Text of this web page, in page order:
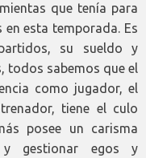
que tenía para
esta temporada. Es
su sueldo y
todos sabemos que el
como jugador, el
tiene el culo
posee un carisma
y gestionar egos y